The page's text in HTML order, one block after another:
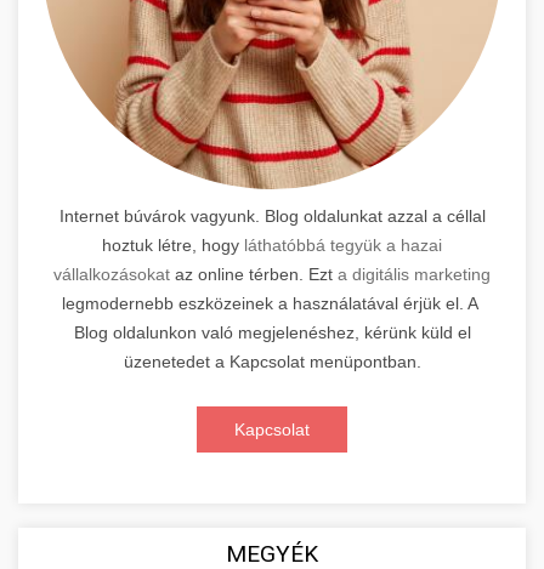
Internet búvárok vagyunk. Blog oldalunkat azzal a céllal
hoztuk létre, hogy láthatóbbá tegyük a hazai
vállalkozásokat az online térben. Ezt a digitális marketing
legmodernebb eszközeinek a használatával érjük el. A
Blog oldalunkon való megjelenéshez, kérünk küld el
üzenetedet a Kapcsolat menüpontban.
Kapcsolat
MEGYÉK